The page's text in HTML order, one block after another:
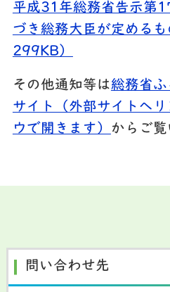
平成31年総務省告示第
づき総務大臣が定めるも
299KB）
その他通知等は総務省
サイト（外部サイトへ
ウで開きます）
からご覧
問い合わせ先